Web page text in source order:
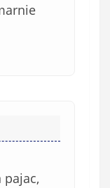
pajac,